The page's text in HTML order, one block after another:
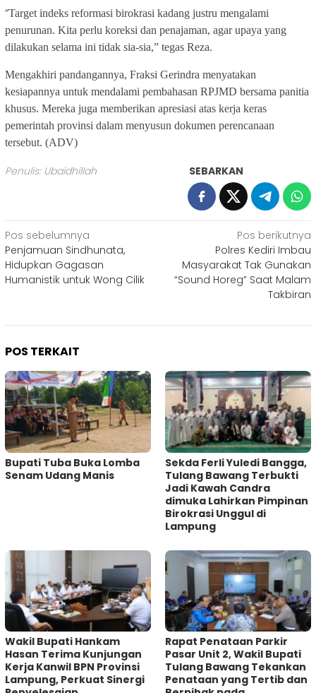
“Target indeks reformasi birokrasi kadang justru mengalami
penurunan. Kita perlu koreksi dan penajaman, agar upaya yang
dilakukan selama ini tidak sia-sia,” tegas Reza.
Mengakhiri pandangannya, Fraksi Gerindra menyatakan
kesiapannya untuk mendalami pembahasan RPJMD bersama panitia
khusus. Mereka juga memberikan apresiasi atas kerja keras
pemerintah provinsi dalam menyusun dokumen perencanaan
tersebut. (ADV)
Penulis: Ubaidhillah SEBARKAN
Navigasi
pos
Pos sebelumnya
Penjamuan Sindhunata,
Hidupkan Gagasan
Humanistik untuk Wong Cilik
Pos berikutnya
Polres Kediri Imbau
Masyarakat Tak Gunakan
“Sound Horeg” Saat Malam
Takbiran
POS TERKAIT
Bupati Tuba Buka Lomba
Senam Udang Manis
Sekda Ferli Yuledi Bangga,
Tulang Bawang Terbukti
Jadi Kawah Candra
dimuka Lahirkan Pimpinan
Birokrasi Unggul di
Lampung
Wakil Bupati Hankam
Hasan Terima Kunjungan
Kerja Kanwil BPN Provinsi
Lampung, Perkuat Sinergi
Rapat Penataan Parkir
Pasar Unit 2, Wakil Bupati
Tulang Bawang Tekankan
Penataan yang Tertib dan